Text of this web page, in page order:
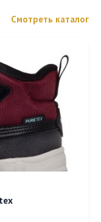
Смотреть каталог